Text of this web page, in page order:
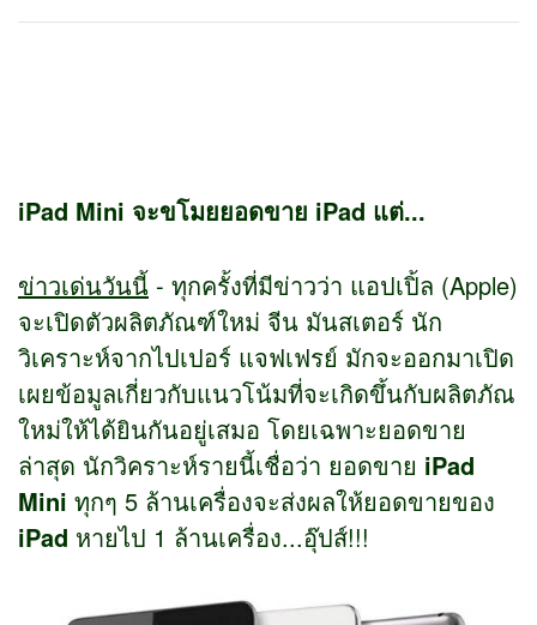
iPad Mini จะขโมยยอดขาย iPad แต่...
ข่าวเด่นวันนี้ - ทุกครั้งที่มีข่าวว่า แอปเปิ้ล (Apple)
จะเปิดตัวผลิตภัณฑ์ใหม่ จีน มันสเตอร์ นัก
วิเคราะห์จากไปเปอร์ แจฟเฟรย์ มักจะออกมาเปิด
เผยข้อมูลเกี่ยวกับแนวโน้มที่จะเกิดขึ้นกับผลิตภัณ
ใหม่ให้ได้ยินกันอยู่เสมอ โดยเฉพาะยอดขาย
ล่าสุด นักวิคราะห์รายนี้เชื่อว่า ยอดขาย iPad
Mini ทุกๆ 5 ล้านเครื่องจะส่งผลให้ยอดขายของ
iPad หายไป 1 ล้านเครื่อง...อุ๊ปส์!!!